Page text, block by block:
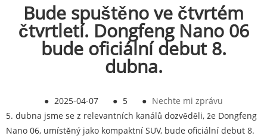
Bude spuštěno ve čtvrtém
čtvrtletí. Dongfeng Nano 06
bude oficiální debut 8.
dubna.
● 2025-04-07 ● 5 ● Nechte mi zprávu
5. dubna jsme se z relevantních kanálů dozvěděli, že Dongfeng
Nano 06, umístěný jako kompaktní SUV, bude oficiální debut 8.